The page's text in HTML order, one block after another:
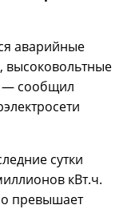
аварийные
высоковольтные
— сообщил
сутки
кВт.ч.
превышает